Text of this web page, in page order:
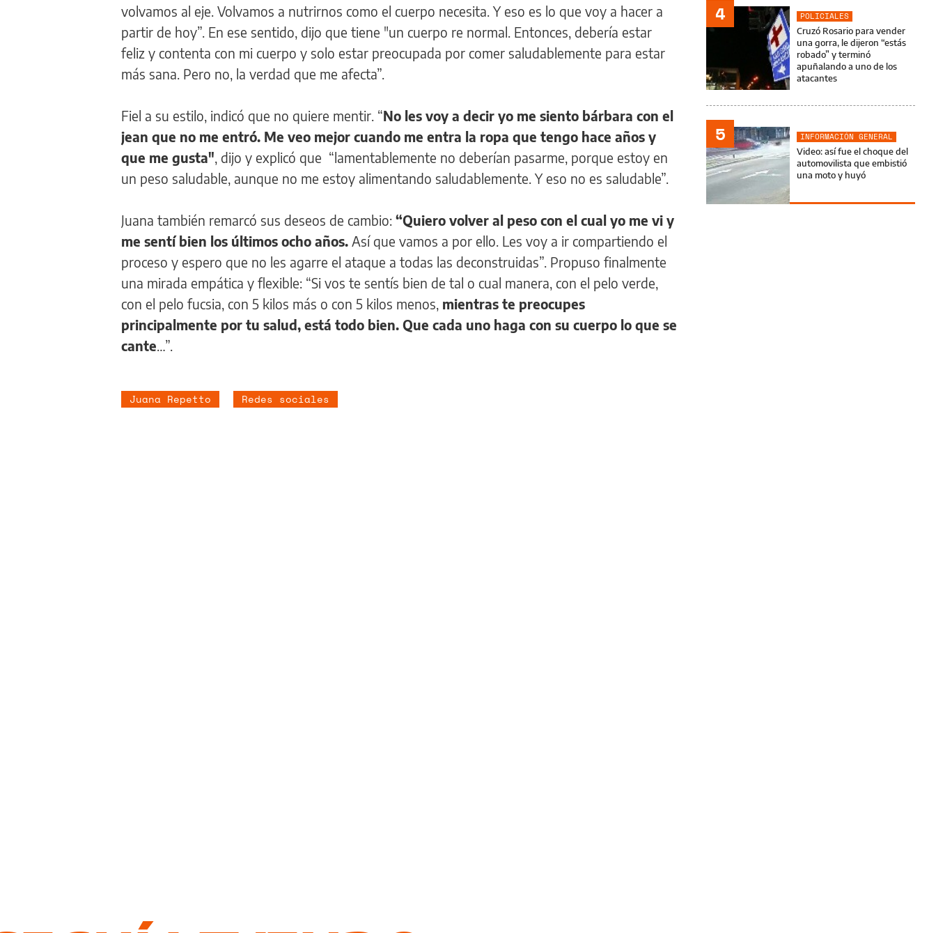
volvamos al eje. Volvamos a nutrirnos como el cuerpo necesita. Y eso es lo que voy a hacer a
partir de hoy”. En ese sentido, dijo que tiene "un cuerpo re normal. Entonces, debería estar
feliz y contenta con mi cuerpo y solo estar preocupada por comer saludablemente para estar
más sana. Pero no, la verdad que me afecta”.
Fiel a su estilo, indicó que no quiere mentir. “No les voy a decir yo me siento bárbara con el
jean que no me entró. Me veo mejor cuando me entra la ropa que tengo hace años y
que me gusta", dijo y explicó que “lamentablemente no deberían pasarme, porque estoy en
un peso saludable, aunque no me estoy alimentando saludablemente. Y eso no es saludable”.
Juana también remarcó sus deseos de cambio: “Quiero volver al peso con el cual yo me vi y
me sentí bien los últimos ocho años. Así que vamos a por ello. Les voy a ir compartiendo el
proceso y espero que no les agarre el ataque a todas las deconstruidas”. Propuso finalmente
una mirada empática y flexible: “Si vos te sentís bien de tal o cual manera, con el pelo verde,
con el pelo fucsia, con 5 kilos más o con 5 kilos menos, mientras te preocupes
principalmente por tu salud, está todo bien. Que cada uno haga con su cuerpo lo que se
cante…”.
Juana Repetto Redes sociales
4
POLICIALES
Cruzó Rosario para vender
una gorra, le dijeron “estás
robado” y terminó
apuñalando a uno de los
atacantes
5
INFORMACIÓN GENERAL
Video: así fue el choque del
automovilista que embistió
una moto y huyó